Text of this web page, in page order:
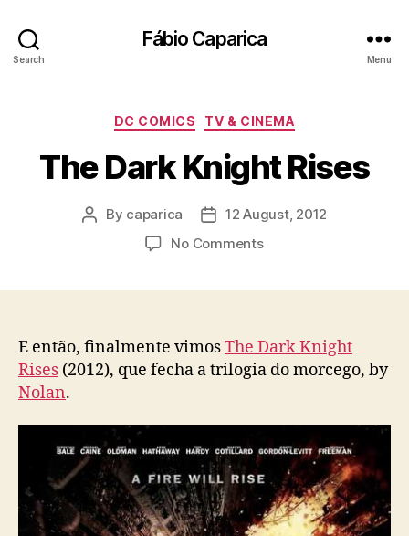
Search
Fábio Caparica
Menu
Categories
DC COMICS TV & CINEMA
The Dark Knight Rises
Post
By caparica
Post12 August, 2012
No Commentson
E então, finalmente vimosThe Dark Knight
Rises (2012), que fecha a trilogia do morcego, by
Nolan.